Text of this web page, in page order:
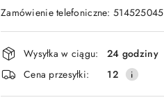
Zamówienie telefoniczne: 514525045
Dostępność
i
dostawa
Wysyłka w ciągu:
24 godziny
Cena przesyłki:
12